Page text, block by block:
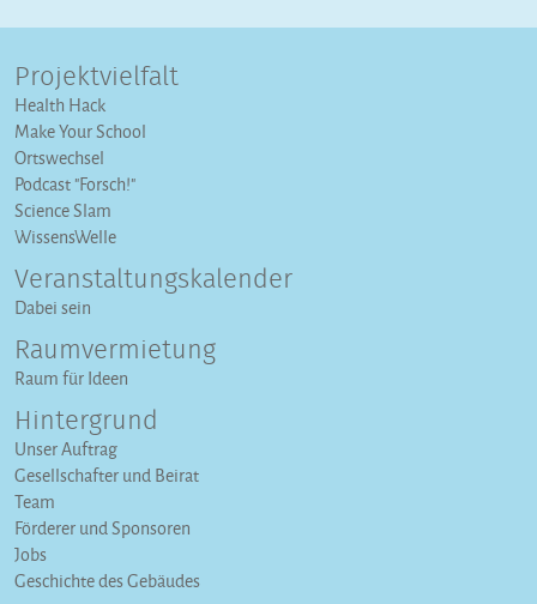
Projektvielfalt
Health Hack
Make Your School
Ortswechsel
Podcast "Forsch!"
Science Slam
WissensWelle
Veranstaltungs­kalender
Dabei sein
Raumvermietung
Raum für Ideen
Hintergrund
Unser Auftrag
Gesellschafter und Beirat
Team
Förderer und Sponsoren
Jobs
Geschichte des Gebäudes